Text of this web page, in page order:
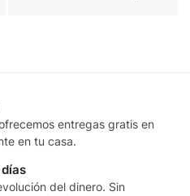
entregas gratis en
en tu casa.
del dinero. Sin